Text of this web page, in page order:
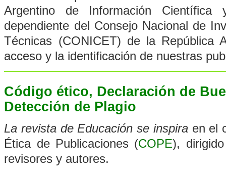
Argentino de Información Científica
dependiente del Consejo Nacional de
Técnicas (CONICET) de la República
acceso y la identificación de nuestras
Código ético, Declaración de
Detección de Plagio
La revista de Educaciónse inspiraen el
Ética de Publicaciones (COPE),
revisores y autores.